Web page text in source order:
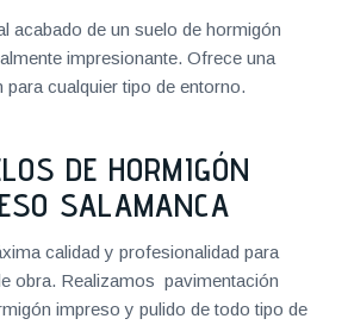
acabado de un suelo de hormigón
impresionante. Ofrece una
para cualquier tipo de entorno.
DE HORMIGÓN
SALAMANCA
calidad y profesionalidad para
obra. Realizamos pavimentación
impreso y pulido de todo tipo de